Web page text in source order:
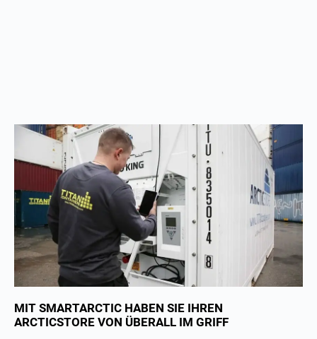
MIT SMARTARCTIC HABEN SIE IHREN
ARCTICSTORE VON ÜBERALL IM GRIFF